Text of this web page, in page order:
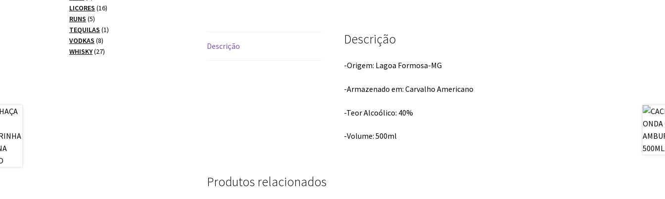
Descrição Descrição
-Origem: Lagoa Formosa-MG
-Armazenado em: Carvalho Americano
-Teor Alcoólico: 40%
-Volume: 500ml
Produtos relacionados
produtos
LICORES 1616
RUNS 55
produtos
TEQUILAS 11
VODKAS 88
produtos
WHISKY 2727